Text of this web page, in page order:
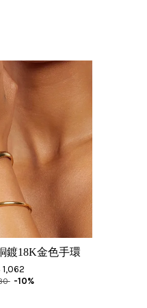
鍍18K金色手環
1,062
-10%